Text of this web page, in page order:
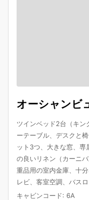
オーシャンビ
ツインベッド2台（キン
ーテーブル、デスクと
ット3つ、大きな窓、専
の良いリネン（カーニ
重品用の室内金庫、十
レビ、客室空調、バス
キャビンコード: 6A